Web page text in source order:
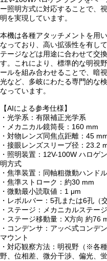
ー照明方式に対応することで、
明を実現しています。
本機は各種アタッチメントを用
なっており、高い拡張性を有し
テージなどは用途に合わせて交
す。これにより、標準的な明視
ールを組み合わせることで、暗
光など、多岐にわたる専門的な
なっています。
【AIによる参考仕様】
・光学系：有限補正光学系
・メカニカル鏡筒長：160 mm
・対物レンズ同焦点距離：45
・接眼レンズスリーブ径：23.2
・照明装置：12V-100W ハロゲ
明方式
・焦準装置：同軸粗微動ハンド
・焦準ストローク：約30 mm
・微動最小読取値：1 μm
・レボルバー：5孔または6孔（
・ステージ：メカニカルステー
・ステージ移動量：X方向 約76
・コンデンサ：アッベ式コンデ
マウント
・対応観察方法：明視野（※各
野、位相差、微分干渉、偏光、